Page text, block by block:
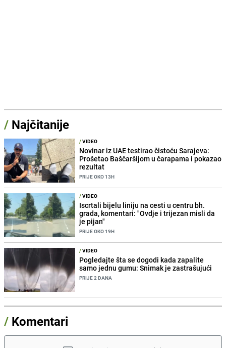
/ Najčitanije
/VIDEO
Novinar iz UAE testirao čistoću Sarajeva:
Prošetao Baščaršijom u čarapama i pokazao
rezultat
PRIJE OKO 13H
/VIDEO
Iscrtali bijelu liniju na cesti u centru bh.
grada, komentari: "Ovdje i trijezan misli da
je pijan"
PRIJE OKO 19H
/VIDEO
Pogledajte šta se dogodi kada zapalite
samo jednu gumu: Snimak je zastrašujući
PRIJE 2 DANA
/ Komentari